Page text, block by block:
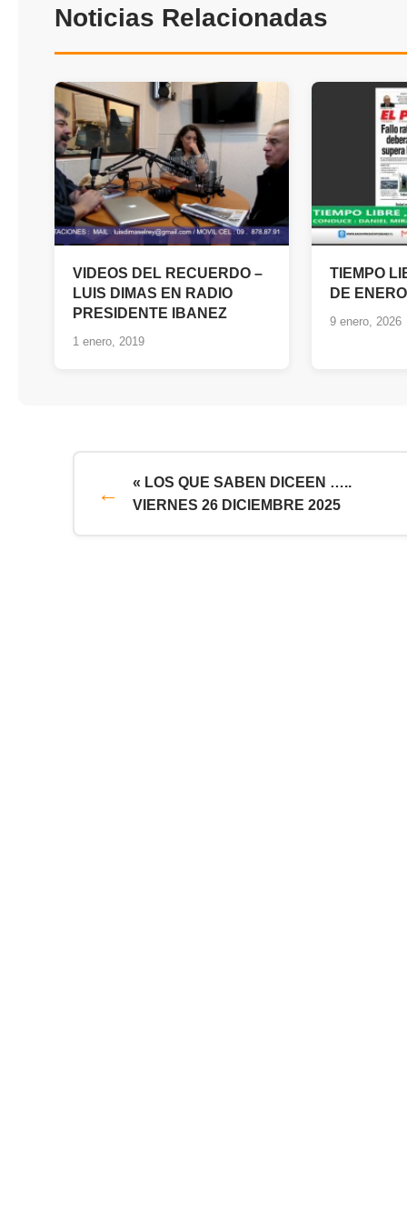
Noticias Relacionadas
VIDEOS DEL RECUERDO –
LUIS DIMAS EN RADIO
PRESIDENTE IBANEZ
1 enero, 2019
TIEMPO
DE
9 enero, 2026
« LOS QUE SABEN DICEEN …..
VIERNES 26 DICIEMBRE 2025